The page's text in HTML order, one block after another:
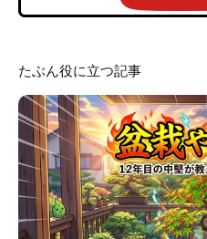
たぶん役に立つ記事